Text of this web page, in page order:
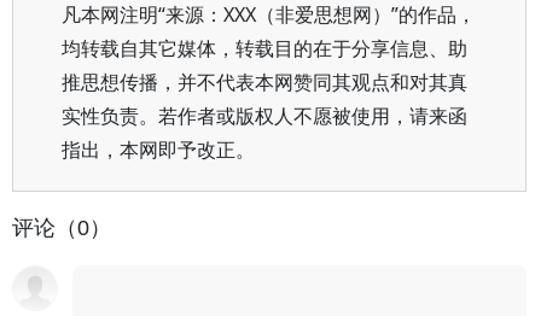
凡本网注明“来源：XXX（非爱思想网）”的作品，
均转载自其它媒体，转载目的在于分享信息、助
推思想传播，并不代表本网赞同其观点和对其真
实性负责。若作者或版权人不愿被使用，请来函
指出，本网即予改正。
评论（0）